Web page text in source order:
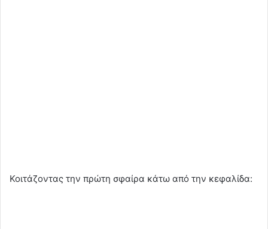
Κοιτάζοντας την πρώτη σφαίρα κάτω από την κεφαλίδα: